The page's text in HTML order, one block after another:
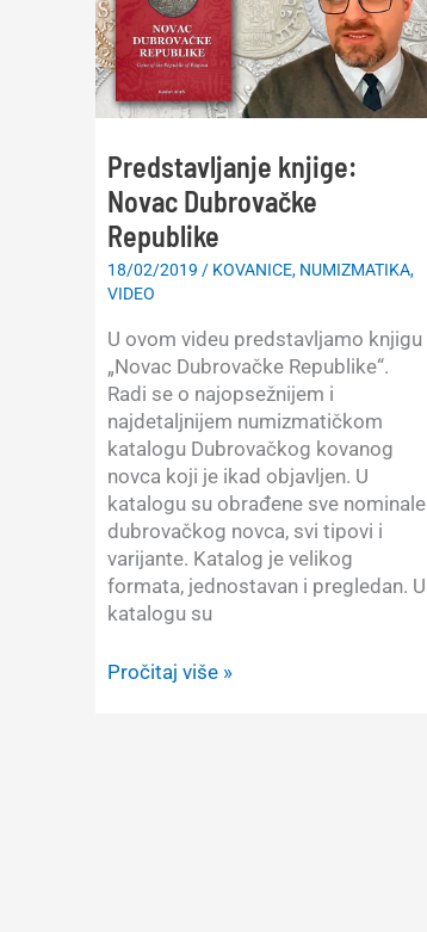
Predstavljanje knjige:
Novac Dubrovačke
Republike
18/02/2019 / KOVANICE, NUMIZMATIKA,
VIDEO
U ovom videu predstavljamo knjigu
„Novac Dubrovačke Republike“.
Radi se o najopsežnijem i
najdetaljnijem numizmatičkom
katalogu Dubrovačkog kovanog
novca koji je ikad objavljen. U
katalogu su obrađene sve nominale
dubrovačkog novca, svi tipovi i
varijante. Katalog je velikog
formata, jednostavan i pregledan. U
katalogu su
Predstavljanje
Pročitaj više »